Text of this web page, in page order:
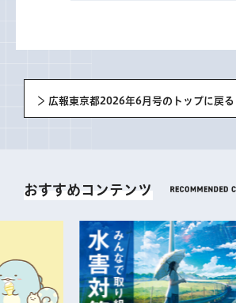
広報東京都2026年6月号のトップに戻る
おすすめコンテンツ